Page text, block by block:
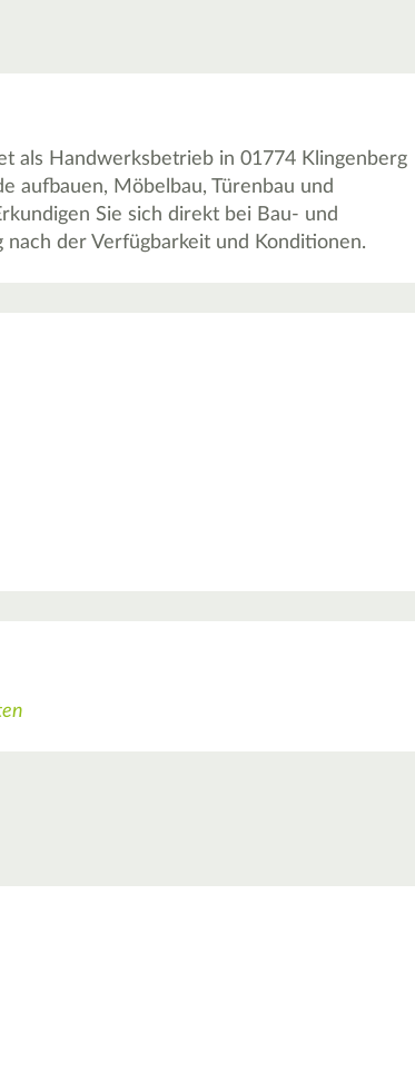
als Handwerksbetrieb in 01774 Klingenberg
aufbauen, Möbelbau, Türenbau und
Sie sich direkt bei Bau- und
der Verfügbarkeit und Konditionen.